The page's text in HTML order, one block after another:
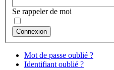
Se rappeler de moi
Connexion
Mot de passe oublié ?
Identifiant oublié ?